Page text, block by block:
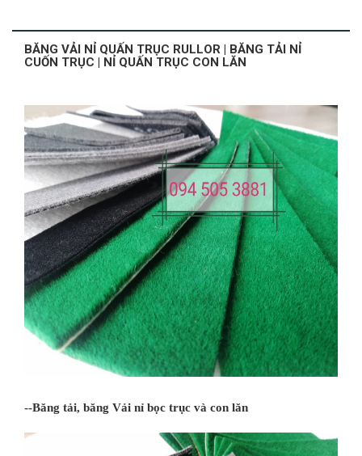
BĂNG VẢI NỈ QUẤN TRỤC RULLOR | BĂNG TẢI NỈ
CUỐN TRỤC | NỈ QUẤN TRỤC CON LĂN
--Băng tải, băng Vải nỉ bọc trục và con lăn